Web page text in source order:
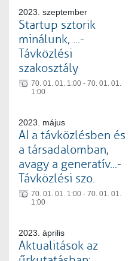
2023. szeptember
Startup sztorik
minálunk, ...-
Távközlési
szakosztály
70. 01. 01. 1:00 - 70. 01. 01.
1:00
2023. május
AI a távközlésben és
a társadalomban,
avagy a generatív...-
Távközlési szo.
70. 01. 01. 1:00 - 70. 01. 01.
1:00
2023. április
Aktualitások az